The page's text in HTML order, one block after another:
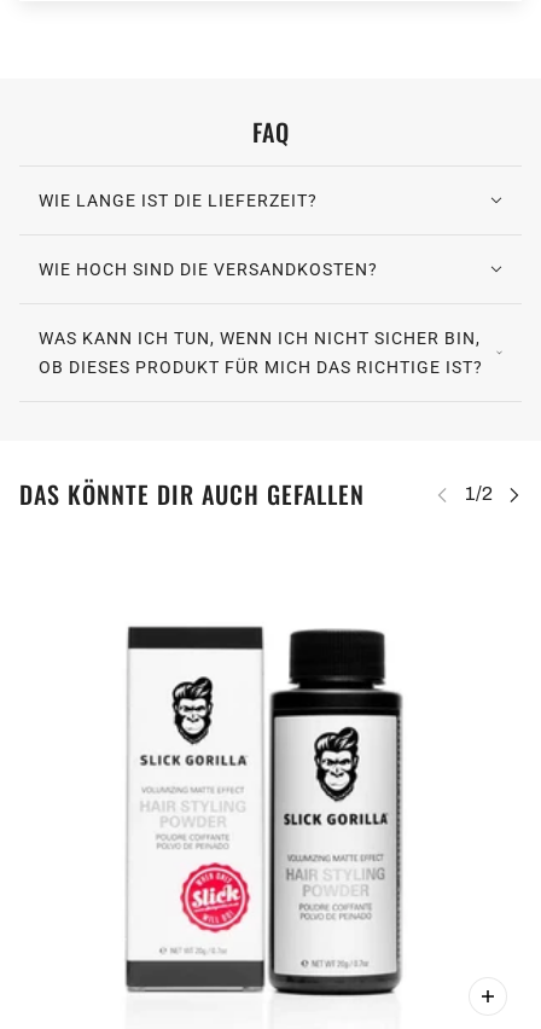
FAQ
WIE LANGE IST DIE LIEFERZEIT?
WIE HOCH SIND DIE VERSANDKOSTEN?
WAS KANN ICH TUN, WENN ICH NICHT SICHER BIN,
OB DIESES PRODUKT FÜR MICH DAS RICHTIGE IST?
DAS KÖNNTE DIR AUCH GEFALLEN